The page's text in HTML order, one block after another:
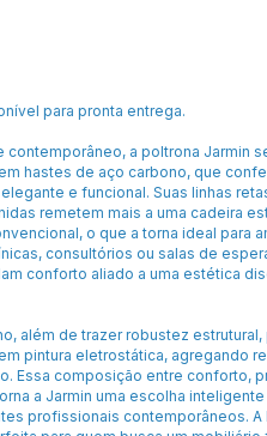
para pronta entrega.
contemporâneo, a poltrona Jarmin
hastes de aço carbono, que
e funcional. Suas linhas
remetem mais a uma cadeira
o que a torna ideal para
consultórios ou salas de
conforto aliado a uma estética
além de trazer robustez estrutural,
pintura eletrostática, agregando
Essa composição entre conforto,
a Jarmin uma escolha inteligente
profissionais contemporâneos. A